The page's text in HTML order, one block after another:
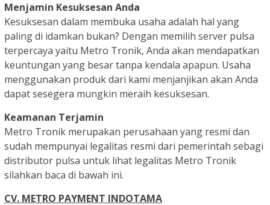
Menjamin Kesuksesan Anda
Kesuksesan dalam membuka usaha adalah hal yang
paling di idamkan bukan? Dengan memilih server pulsa
terpercaya yaitu Metro Tronik, Anda akan mendapatkan
keuntungan yang besar tanpa kendala apapun. Usaha
menggunakan produk dari kami menjanjikan akan Anda
dapat sesegera mungkin meraih kesuksesan.
Keamanan Terjamin
Metro Tronik merupakan perusahaan yang resmi dan
sudah mempunyai legalitas resmi dari pemerintah sebagi
distributor pulsa untuk lihat legalitas Metro Tronik
silahkan baca di bawah ini.
CV. METRO PAYMENT INDOTAMA